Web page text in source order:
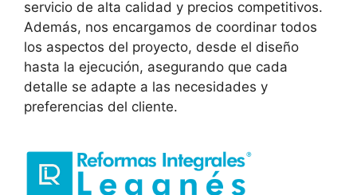
servicio de alta calidad y precios competitivos.
Además, nos encargamos de coordinar todos
los aspectos del proyecto, desde el diseño
hasta la ejecución, asegurando que cada
detalle se adapte a las necesidades y
preferencias del cliente.